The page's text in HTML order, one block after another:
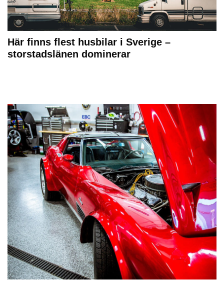
Här finns flest husbilar i Sverige –
storstadslänen dominerar